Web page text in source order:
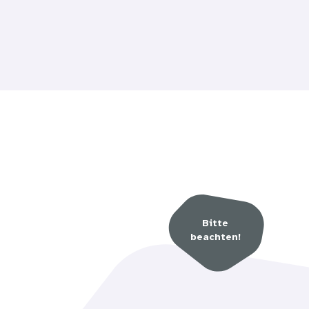
die für sie
auch von Kindern.
die sie sonst
gehen) befreit.
Völlegefühl
Bitte
beachten!